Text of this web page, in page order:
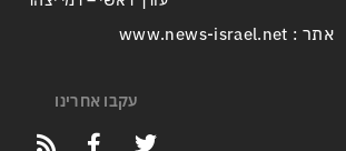
אתר : www.news-israel.net
עקבו אחרינו